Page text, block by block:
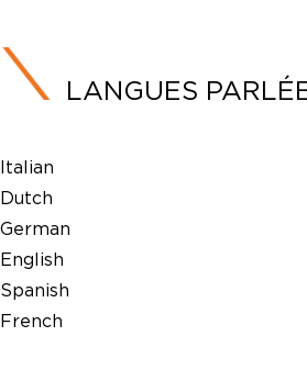
LANGUES
Italian
Dutch
German
English
Spanish
French